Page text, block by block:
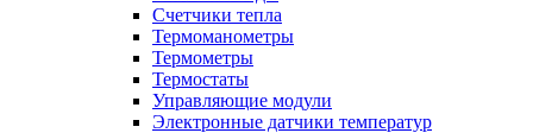
Счетчики тепла
Термоманометры
Термометры
Термостаты
Управляющие модули
Электронные датчики температур